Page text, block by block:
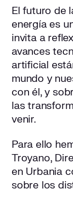
La ciudad del
La energía del
Los distritos de
Distrito Zeta
Conclusiones
El futuro de
energía es
invita a
avances
artificial
mundo y
con él, y
las
venir.
Para ello
Troyano,
en Urbania
sobre los